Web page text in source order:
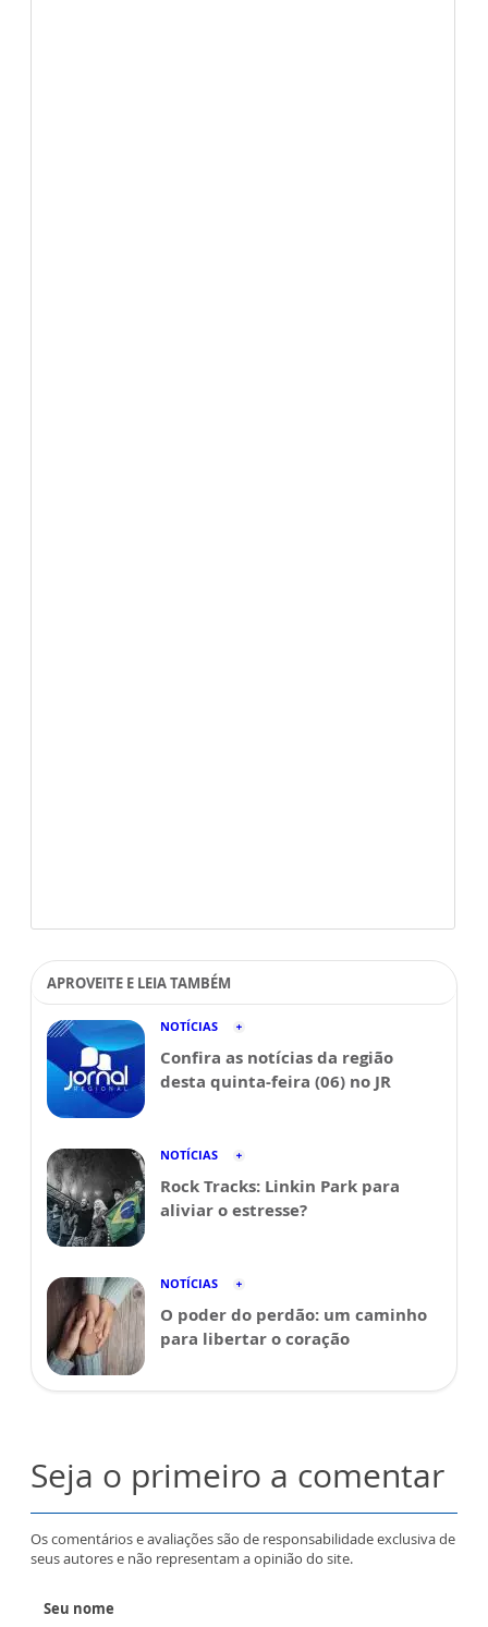
APROVEITE E LEIA TAMBÉM
NOTÍCIAS
Confira as notícias da região
desta quinta-feira (06) no JR
NOTÍCIAS
Rock Tracks: Linkin Park para
aliviar o estresse?
NOTÍCIAS
O poder do perdão: um caminho
para libertar o coração
Seja o primeiro a comentar
Os comentários e avaliações são de responsabilidade exclusiva de
seus autores e não representam a opinião do site.
Seu nome